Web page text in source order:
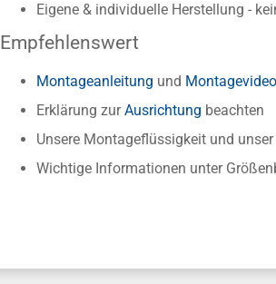
Eigene & individuelle Herstellung -
Empfehlenswert
Montageanleitung und Montagevideo
Erklärung zurAusrichtung beachten
Unsere Montageflüssigkeit und
Wichtige Informationen unter